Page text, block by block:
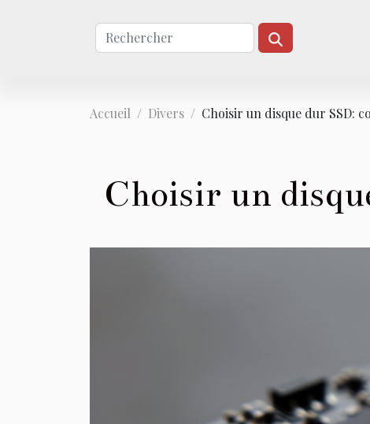
Accueil Divers Choisir un disque dur SSD:
Choisir un